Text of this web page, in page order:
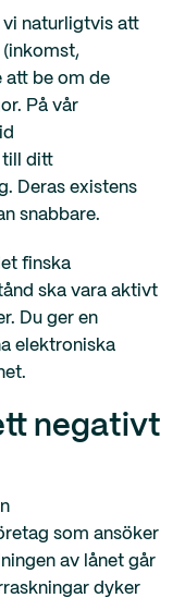
vi naturligtvis att
(inkomst,
att be om de
På vår
till ditt
Deras existens
snabbare.
finska
ska vara aktivt
Du ger en
elektroniska
negativt
som ansöker
av lånet går
dyker